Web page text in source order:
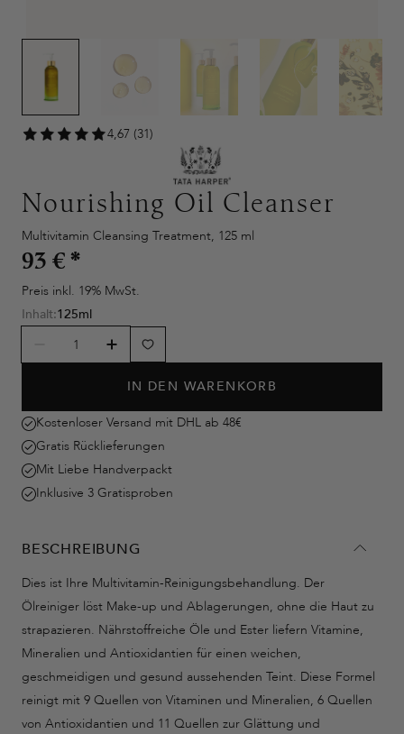
4,67 (31)
Nourishing Oil Cleanser
Multivitamin Cleansing Treatment, 125 ml
93 € *
Preis inkl. 19% MwSt.
Inhalt:125ml
IN DEN WARENKORB
Kostenloser Versand mit DHL ab 48€
Gratis Rücklieferungen
Mit Liebe Handverpackt
Inklusive 3 Gratisproben
BESCHREIBUNG
Dies ist Ihre Multivitamin-Reinigungsbehandlung. Der
Ölreiniger löst Make-up und Ablagerungen, ohne die Haut zu
strapazieren. Nährstoffreiche Öle und Ester liefern Vitamine,
Mineralien und Antioxidantien für einen weichen,
geschmeidigen und gesund aussehenden Teint. Diese Formel
reinigt mit 9 Quellen von Vitaminen und Mineralien, 6 Quellen
von Antioxidantien und 11 Quellen zur Glättung und